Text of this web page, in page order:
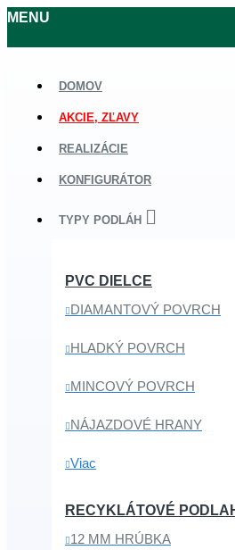
MENU
DOMOV
AKCIE, ZĽAVY
REALIZÁCIE
KONFIGURÁTOR
TYPY PODLÁH
PVC DIELCE
DIAMANTOVÝ POVRCH
HLADKÝ POVRCH
MINCOVÝ POVRCH
NÁJAZDOVÉ HRANY
Viac
RECYKLÁTOVÉ
12 MM HRÚBKA